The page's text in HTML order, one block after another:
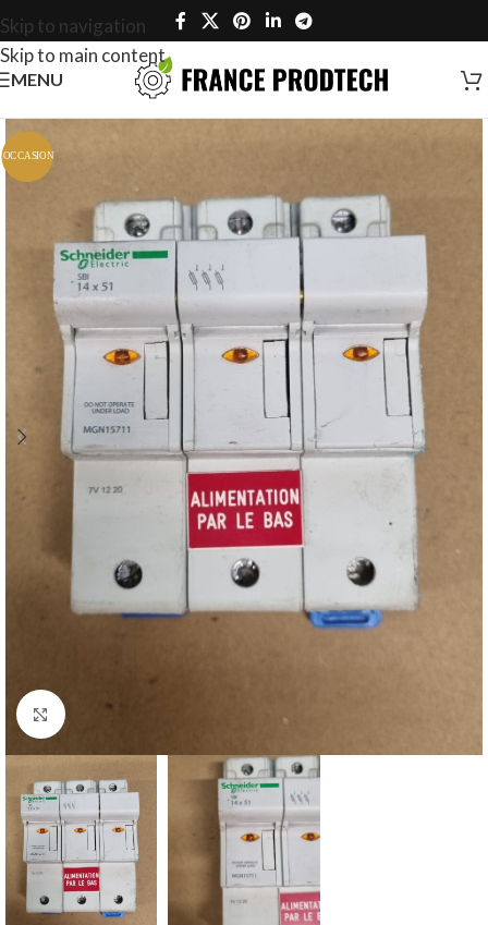
Skip to navigation
Skip to main content
MENU
Click to enlarge